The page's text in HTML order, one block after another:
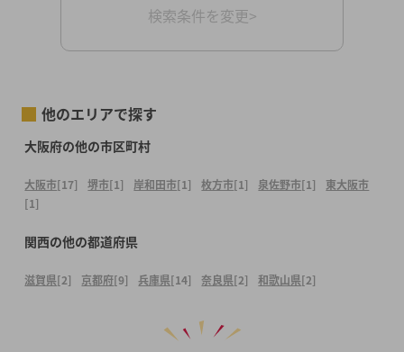
検索条件を変更>
他のエリアで探す
大阪府の他の市区町村
大阪市[17] 堺市[1] 岸和田市[1] 枚方市[1] 泉佐野市[1]
東大阪市
[1]
関西の他の都道府県
滋賀県[2] 京都府[9] 兵庫県[14] 奈良県[2] 和歌山県[2]